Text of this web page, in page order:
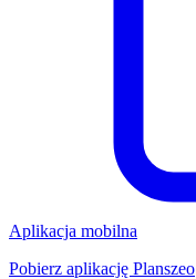
Aplikacja mobilna
Pobierz aplikację Planszeo